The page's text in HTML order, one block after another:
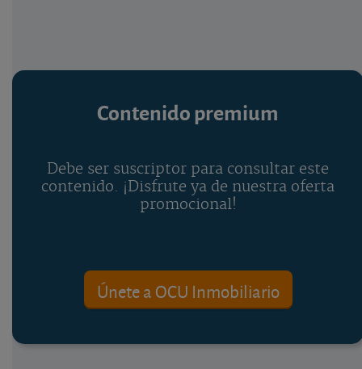
Contenido premium
Debe ser suscriptor para consultar este
contenido. ¡Disfrute ya de nuestra oferta
promocional!
Únete a OCU Inmobiliario